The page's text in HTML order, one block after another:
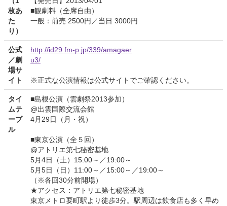
枚あ
た
り）
■観劇料（全席自由）
一般：前売 2500円／当日 3000円
公式
／劇
場サ
イト
http://id29.fm-p.jp/339/amagaer
u3/
※正式な公演情報は公式サイトでご確認ください。
タイ
ムテ
ーブ
ル
■島根公演（雲劇祭2013参加）
@出雲国際交流会館
4月29日（月・祝）
■東京公演（全５回）
@アトリエ第七秘密基地
5月4日（土）15:00～／19:00～
5月5日（日）11:00～／15:00～／19:00～
（※各回30分前開場）
★アクセス：アトリエ第七秘密基地
東京メトロ要町駅より徒歩3分。駅周辺は飲食店も多く早め